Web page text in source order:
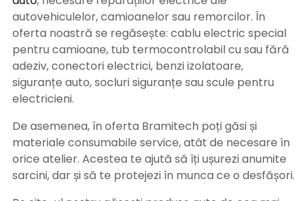
autovehiculelor, camioanelor sau remorcilor. În
oferta noastră se regăsește: cablu electric special
pentru camioane, tub termocontrolabil cu sau fără
adeziv, conectori electrici, benzi izolatoare,
siguranțe auto, socluri siguranțe sau scule pentru
electricieni.
De asemenea, în oferta Bramitech poți găsi și
materiale consumabile service, atât de necesare în
orice atelier. Acestea te ajută să îți ușurezi anumite
sarcini, dar și să te protejezi în munca ce o desfășori.